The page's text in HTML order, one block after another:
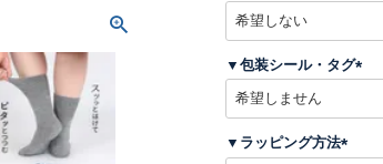
)
▼包装シール・タグ
)
▼ラッピング方法